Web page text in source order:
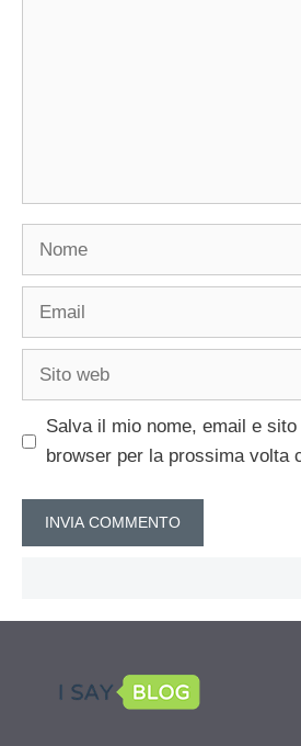
Nome
Email
Sito
Salva il mio nome, email e
browser per la prossima volta